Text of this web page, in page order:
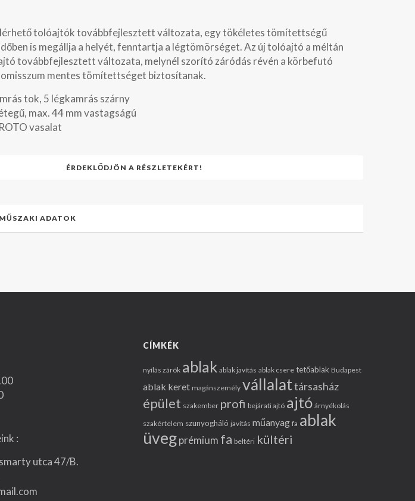
tolóajtók továbbfejlesztett változata, egy tökéletes tömítettségű
is megállja a helyét, fenntartja a légtömörséget. Az új tolóajtó a méltán
továbbfejlesztett változata, melynél szorító záródás révén a körbefutó
mentes tömítettséget biztosítanak.
tok, 5 légkamrás szárny
max. 44 mm vastagságú
vasalat
ÉRDEKLŐDJÖN A RÉSZLETEKÉRT!
ADATOK
:
utca 47/B.
CÍMKÉK
nyílás zárók ablak ablak javítás ablak csere tetőablak Budapest
ablak keret magánszemély vállalattársasház
épület szakember profi bejárati ajtó ajtó árnyékolás
szakértelem szunyogháló javítás műanyag fa ablak
üvegprémium fa beltéri kültéri